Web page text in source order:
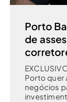
Porto
de
Porto quer
negócios